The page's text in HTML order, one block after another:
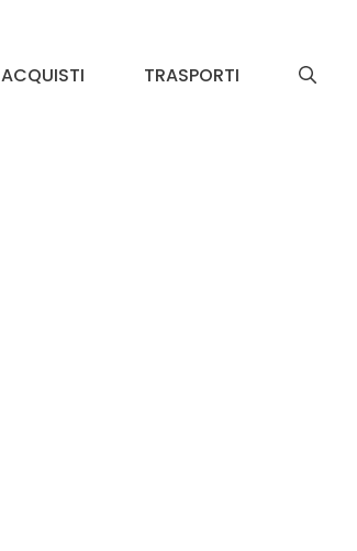
ACQUISTI TRASPORTI